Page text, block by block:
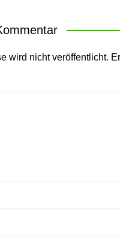
wird nicht veröffentlicht.